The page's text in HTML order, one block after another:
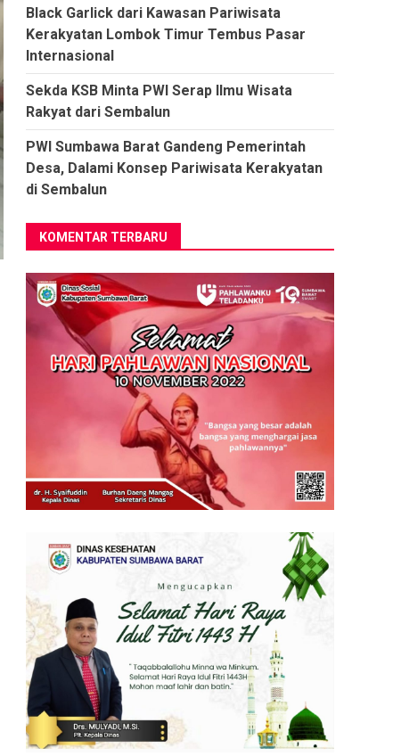
Black Garlick dari Kawasan Pariwisata
Kerakyatan Lombok Timur Tembus Pasar
Internasional
Sekda KSB Minta PWI Serap Ilmu Wisata
Rakyat dari Sembalun
PWI Sumbawa Barat Gandeng Pemerintah
Desa, Dalami Konsep Pariwisata Kerakyatan
di Sembalun
KOMENTAR TERBARU